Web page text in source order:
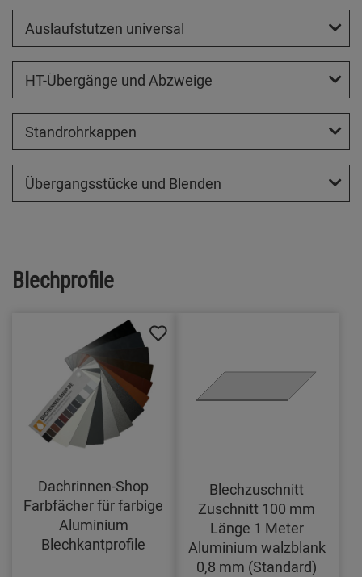
Auslaufstutzen universal
HT-Übergänge und Abzweige
Standrohrkappen
Übergangsstücke und Blenden
Blechprofile
Dachrinnen-Shop
Farbfächer für farbige
Aluminium
Blechkantprofile
Blechzuschnitt
Zuschnitt 100 mm
Länge 1 Meter
Aluminium walzblank
0,8 mm (Standard)